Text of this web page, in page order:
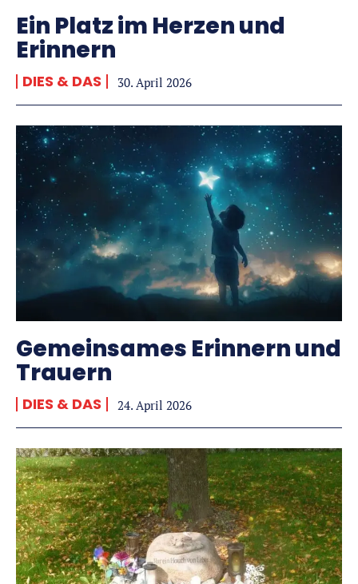
Ein Platz im Herzen und
Erinnern
DIES & DAS 30. April 2026
Gemeinsames Erinnern und
Trauern
DIES & DAS 24. April 2026